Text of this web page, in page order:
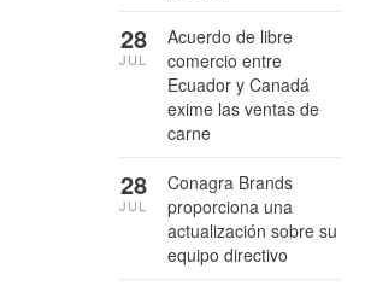
Acuerdo de libre
comercio entre
Ecuador y Canadá
exime las ventas de
carne
28
JUL
Conagra Brands
proporciona una
actualización sobre su
equipo directivo
28
JUL